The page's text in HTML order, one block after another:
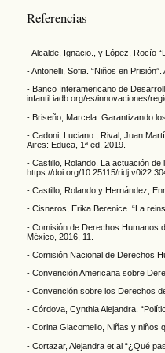
Referencias
- Alcalde, Ignacio., y López, Rocío
- Antonelli, Sofia. “Niños en
- Banco Interamericano de
infantil.iadb.org/es/innovaciones/
- Briseño, Marcela. Garantizando
- Cadoni, Luciano., Rival, Juan
Aires: Educa, 1ª ed. 2019.
- Castillo, Rolando. La actuación
https://doi.org/10.25115/
- Castillo, Rolando y Hernández,
- Cisneros, Erika Berenice. “La
- Comisión de Derechos Humanos
México, 2016, 11.
- Comisión Nacional de Derechos
- Convención Americana sobre
- Convención sobre los Derechos
- Córdova, Cynthia Alejandra.
- Corina Giacomello, Niñas y niños
- Cortazar, Alejandra et al “¿Qué